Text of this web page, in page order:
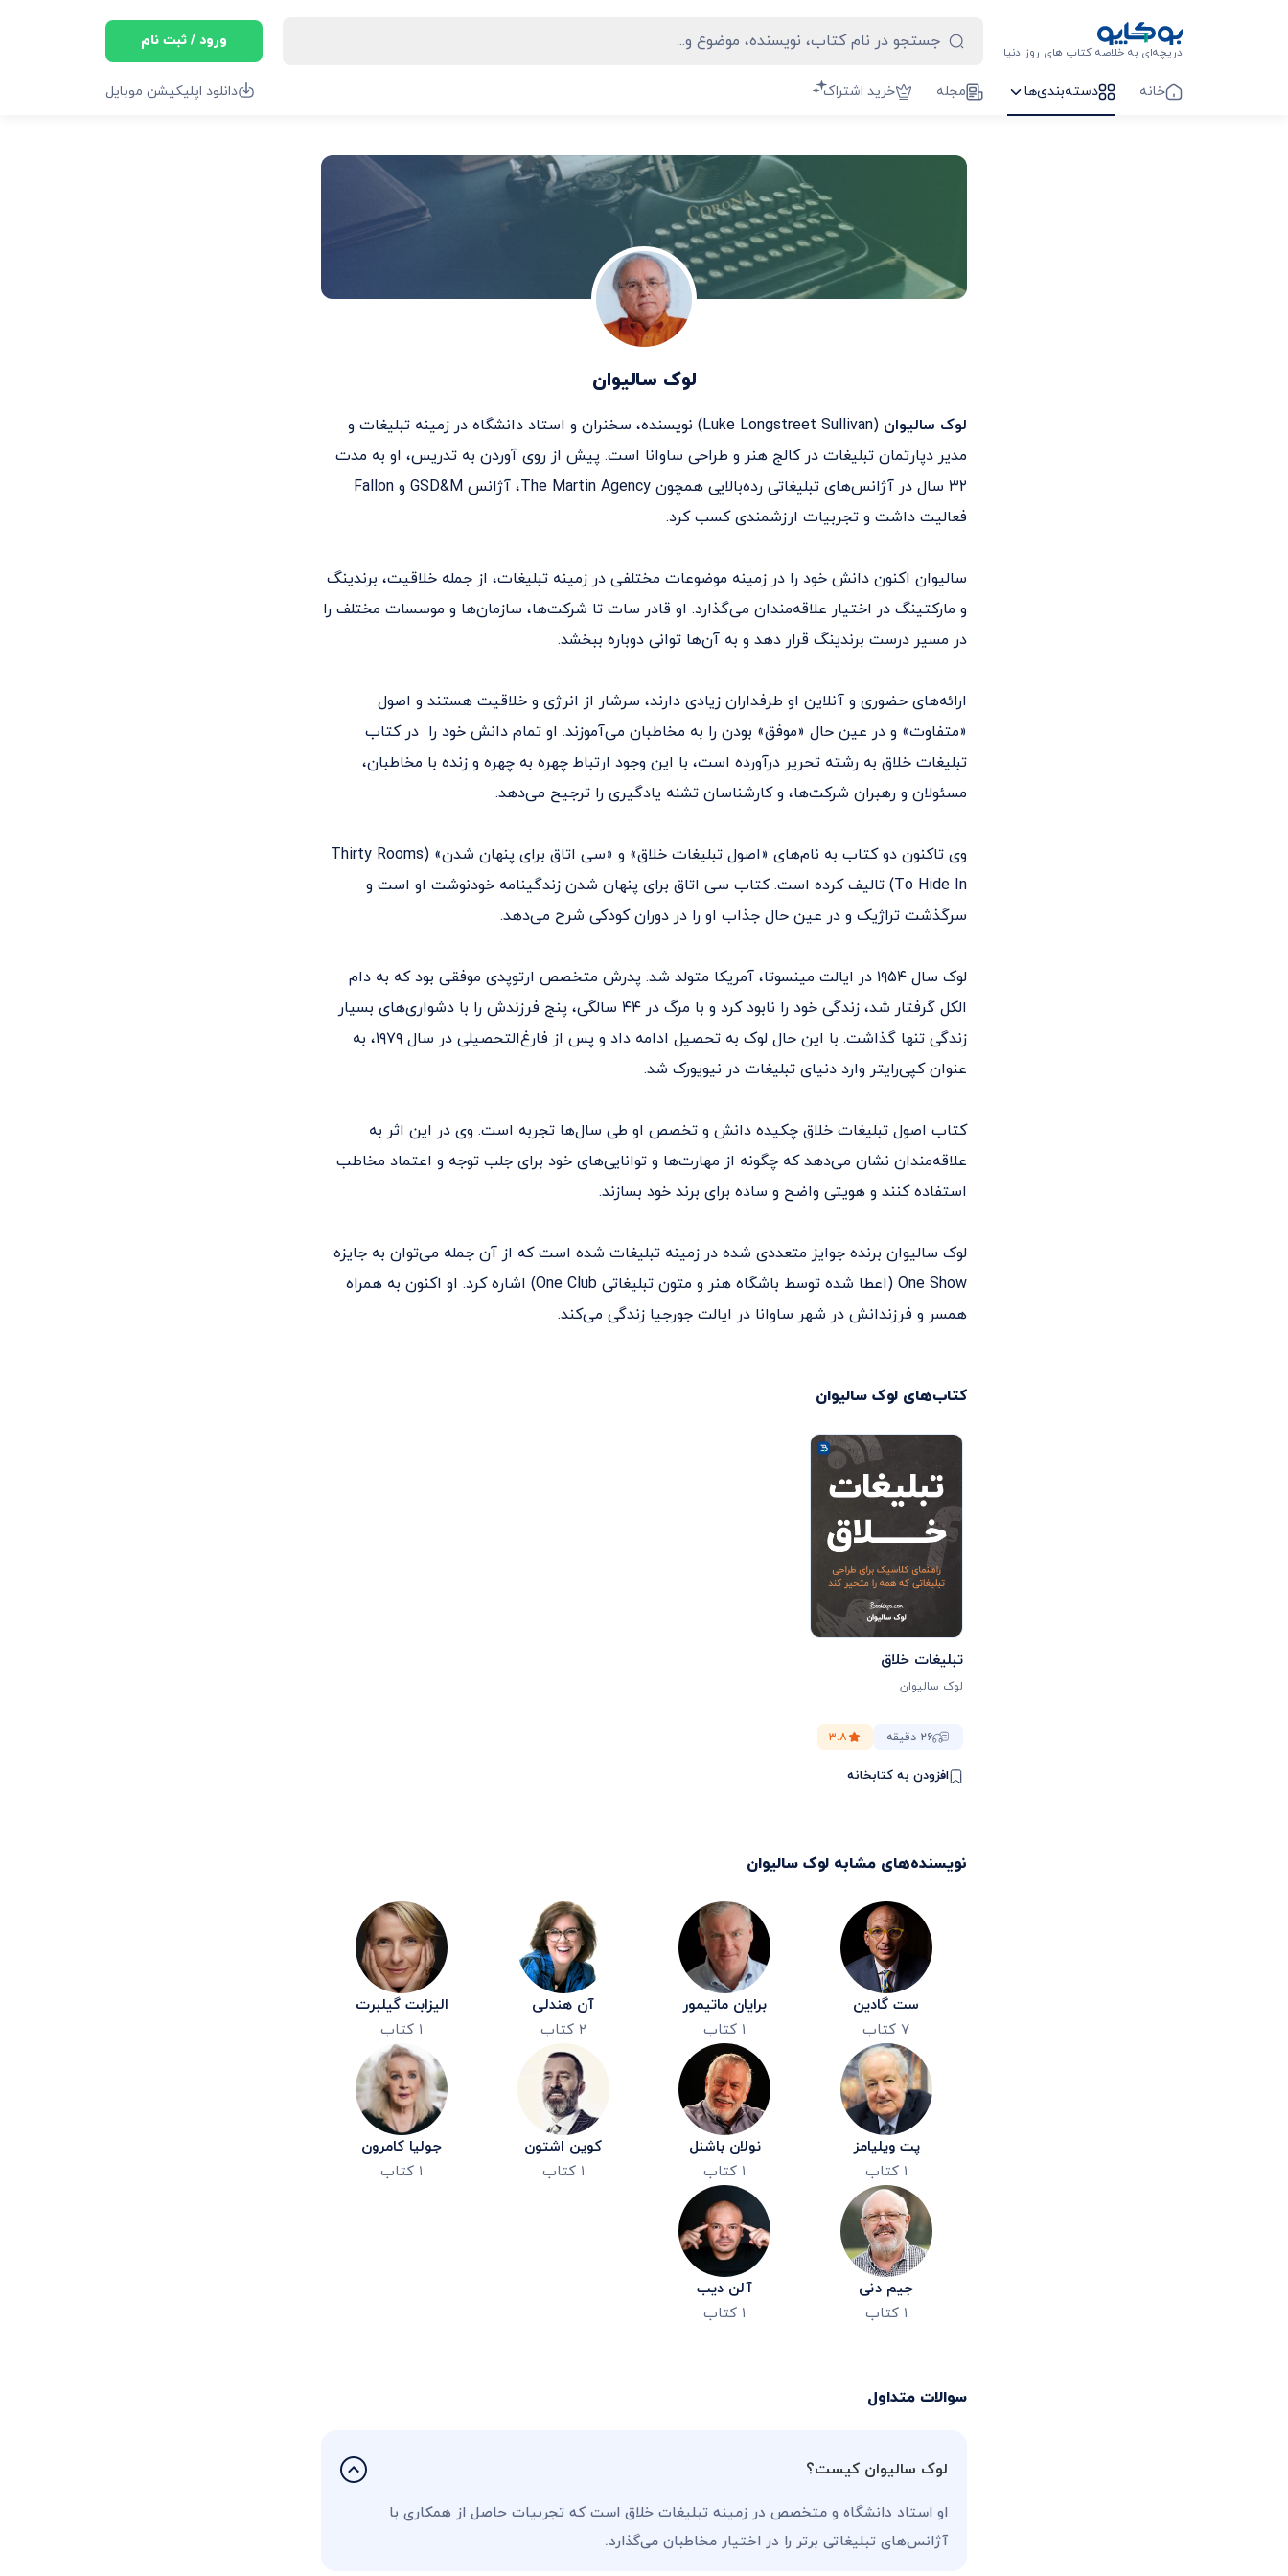
دریچه‌ای به خلاصه کتاب های روز دنیا
ورود / ثبت نام
خانه دسته‌بندی‌ها مجله خرید اشتراک دانلود اپلیکیشن موبایل
لوک سالیوان
لوک سالیوان
(Luke Longstreet Sullivan) نویسنده، سخنران و استاد دانشگاه در زمینه تبلیغات و
مدیر دپارتمان تبلیغات در کالج هنر و طراحی ساوانا است. پیش از روی آوردن به تدریس، او به مدت
۳۲ سال در آژانس‌های تبلیغاتی رده‌بالایی همچون The Martin Agency، آژانس GSD&M و Fallon
فعالیت داشت و تجربیات ارزشمندی کسب کرد.
سالیوان اکنون دانش خود را در زمینه موضوعات مختلفی در زمینه تبلیغات، از جمله خلاقیت، برندینگ
و مارکتینگ در اختیار علاقه‌مندان می‌گذارد. او قادر سات تا شرکت‌ها، سازمان‌ها و موسسات مختلف را
در مسیر درست برندینگ قرار دهد و به آن‌ها توانی دوباره ببخشد.
ارائه‌های حضوری و آنلاین او طرفداران زیادی دارند، سرشار از انرژی و خلاقیت هستند و اصول
«متفاوت» و در عین حال «موفق» بودن را به مخاطبان می‌آموزند. او تمام دانش خود را در کتاب
تبلیغات خلاق به رشته تحریر درآورده است، با این وجود ارتباط چهره به چهره و زنده با مخاطبان،
مسئولان و رهبران شرکت‌ها، و کارشناسان تشنه یادگیری را ترجیح می‌دهد.
وی تاکنون دو کتاب به نام‌های «اصول تبلیغات خلاق» و «سی اتاق برای پنهان شدن» (Thirty Rooms
To Hide In) تالیف کرده است. کتاب سی اتاق برای پنهان شدن زندگینامه خودنوشت او است و
سرگذشت تراژیک و در عین حال جذاب او را در دوران کودکی شرح می‌دهد.
لوک سال ۱۹۵۴ در ایالت مینسوتا، آمریکا متولد شد. پدرش متخصص ارتوپدی موفقی بود که به دام
الکل گرفتار شد، زندگی خود را نابود کرد و با مرگ در ۴۴ سالگی، پنج فرزندش را با دشواری‌های بسیار
زندگی تنها گذاشت. با این حال لوک به تحصیل ادامه داد و پس از فارغ‌التحصیلی در سال ۱۹۷۹، به
عنوان کپی‌رایتر وارد دنیای تبلیغات در نیویورک شد.
کتاب اصول تبلیغات خلاق چکیده دانش و تخصص او طی سال‌ها تجربه است. وی در این اثر به
علاقه‌مندان نشان می‌دهد که چگونه از مهارت‌ها و توانایی‌های خود برای جلب توجه و اعتماد مخاطب
استفاده کنند و هویتی واضح و ساده برای برند خود بسازند.
لوک سالیوان برنده جوایز متعددی شده در زمینه تبلیغات شده است که از آن جمله می‌توان به جایزه
One Show (اعطا شده توسط باشگاه هنر و متون تبلیغاتی One Club) اشاره کرد. او اکنون به همراه
همسر و فرزندانش در شهر ساوانا در ایالت جورجیا زندگی می‌کند.
کتاب‌های لوک سالیوان
تبلیغات خلاق
لوک سالیوان
۲۶ دقیقه ۳.۸
افزودن به کتابخانه
نویسنده‌های مشابه لوک سالیوان
ست گادین
۷ کتاب
برایان ماتیمور
۱ کتاب
آن هندلی
۲ کتاب
الیزابت گیلبرت
۱ کتاب
پت ویلیامز
۱ کتاب
نولان باشنل
۱ کتاب
کوین اشتون
۱ کتاب
جولیا کامرون
۱ کتاب
جیم دنی
۱ کتاب
آلن دیب
۱ کتاب
سوالات متداول
لوک سالیوان کیست؟
او استاد دانشگاه و متخصص در زمینه تبلیغات خلاق است که تجربیات حاصل از همکاری با
آژانس‌های تبلیغاتی برتر را در اختیار مخاطبان می‌گذارد.